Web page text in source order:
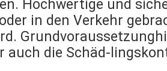
Hochwertige und
in den Verkehr
auch die Schäd-